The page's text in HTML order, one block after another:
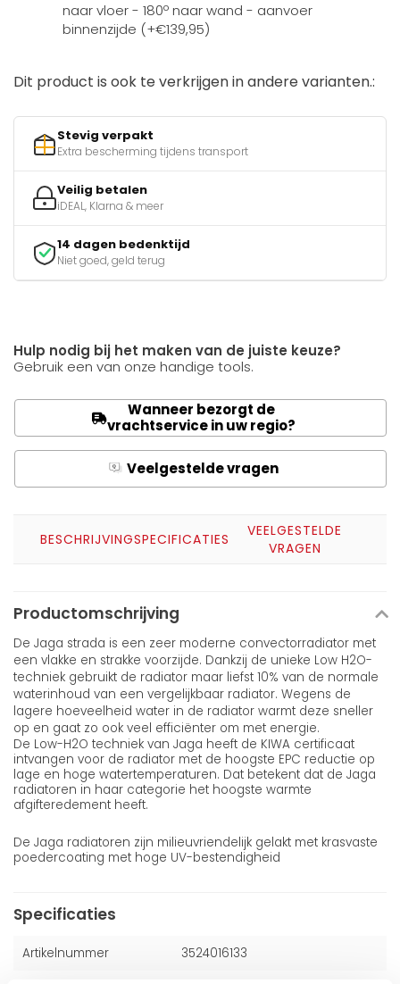
naar vloer - 180º naar wand - aanvoer
binnenzijde (+€139,95)
Dit product is ook te verkrijgen in andere varianten.:
Stevig verpakt
Extra bescherming tijdens transport
Veilig betalen
iDEAL, Klarna & meer
14 dagen bedenktijd
Niet goed, geld terug
Hulp nodig bij het maken van de juiste keuze?
Gebruik een van onze handige tools.
Wanneer bezorgt de
vrachtservice in uw regio?
Q Veelgestelde vragen
BESCHRIJVINGSPECIFICATIES
VEELGESTELDE
VRAGEN
Productomschrijving
De Jaga strada is een zeer moderne convectorradiator met
een vlakke en strakke voorzijde. Dankzij de unieke Low H2O-
techniek gebruikt de radiator maar liefst 10% van de normale
waterinhoud van een vergelijkbaar radiator. Wegens de
lagere hoeveelheid water in de radiator warmt deze sneller
op en gaat zo ook veel efficiënter om met energie.
De Low-H2O techniek van Jaga heeft de KIWA certificaat
intvangen voor de radiator met de hoogste EPC reductie op
lage en hoge watertemperaturen. Dat betekent dat de Jaga
radiatoren in haar categorie het hoogste warmte
afgifteredement heeft.
De Jaga radiatoren zijn milieuvriendelijk gelakt met krasvaste
poedercoating met hoge UV-bestendigheid
Specificaties
Artikelnummer 3524016133